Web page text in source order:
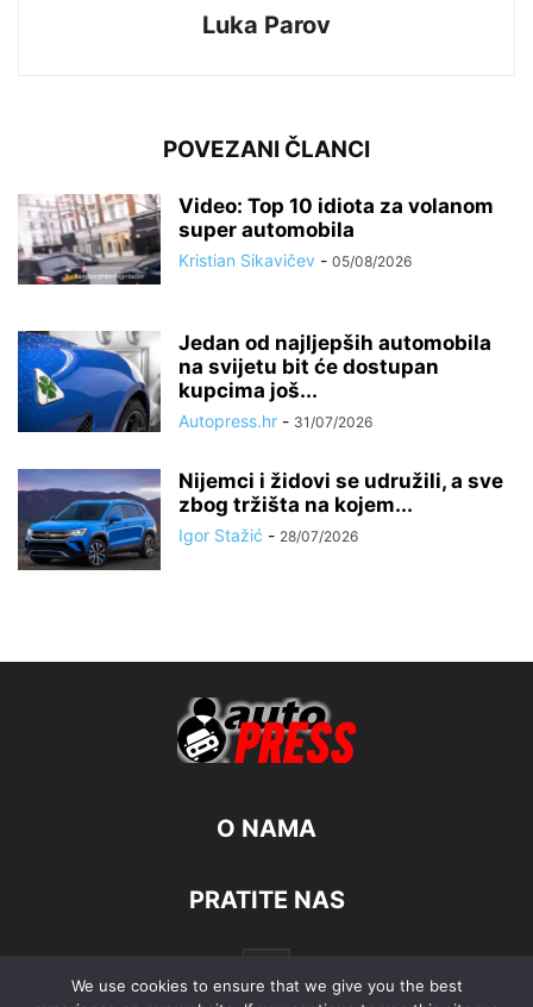
Luka Parov
POVEZANI ČLANCI
Video: Top 10 idiota za volanom
super automobila
Kristian Sikavičev - 05/08/2026
Jedan od najljepših automobila
na svijetu bit će dostupan
kupcima još...
Autopress.hr - 31/07/2026
Nijemci i židovi se udružili, a sve
zbog tržišta na kojem...
Igor Stažić - 28/07/2026
O NAMA
PRATITE NAS
We use cookies to ensure that we give you the best